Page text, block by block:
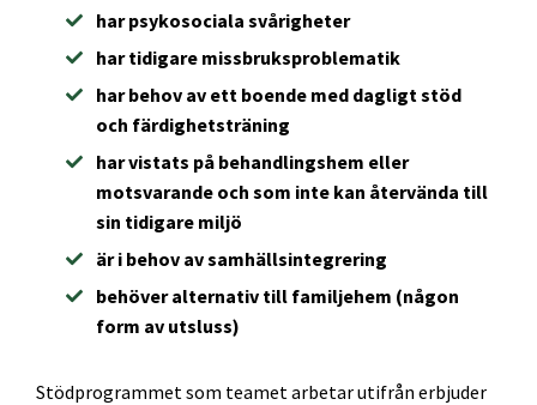
har psykosociala svårigheter
har tidigare missbruksproblematik
har behov av ett boende med dagligt stöd
och färdighetsträning
har vistats på behandlingshem eller
motsvarande och som inte kan återvända till
sin tidigare miljö
är i behov av samhällsintegrering
behöver alternativ till familjehem (någon
form av utsluss)
Stödprogrammet som teamet arbetar utifrån erbjuder